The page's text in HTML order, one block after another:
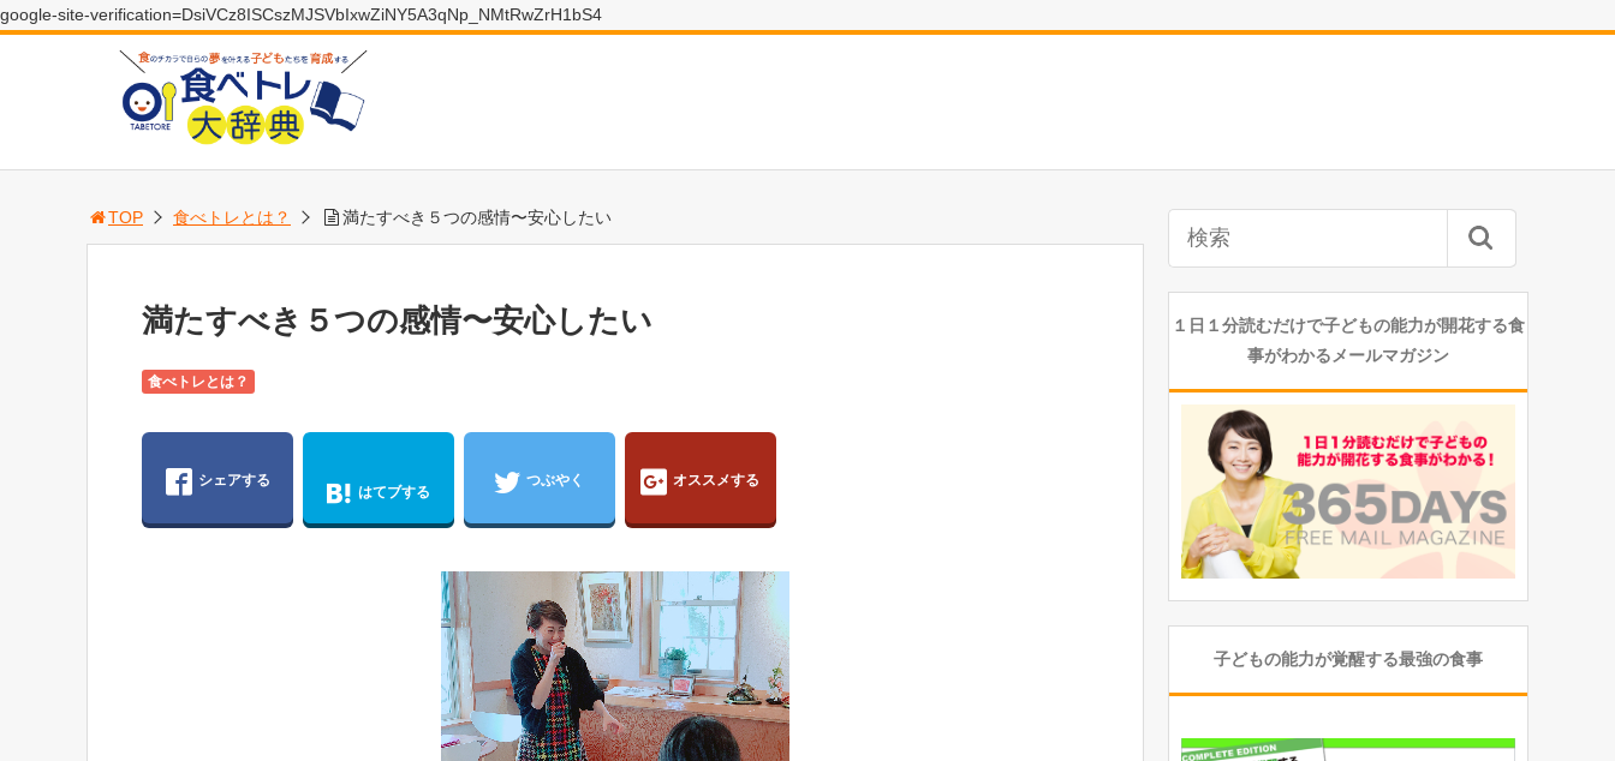
google-site-verification=DsiVCz8ISCszMJSVbIxwZiNY5A3qNp_NMtRwZrH1bS4
TOP 食べトレとは？ 満たすべき５つの感情〜安心したい
満たすべき５つの感情〜安心したい
食べトレとは？
シェアする
はてブする
つぶやく オススメする
１日１分読むだけで子どもの能力が開花する食
事がわかるメールマガジン
子どもの能力が覚醒する最強の食事